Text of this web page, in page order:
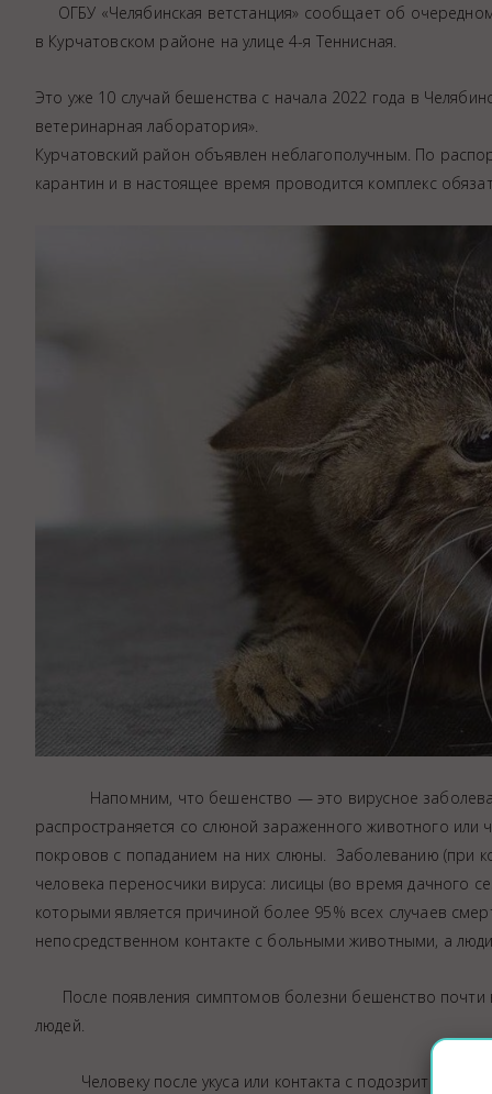
Аптека
Видеоэндоскопия
Иммунопрофилактика
Терапевтическое отделение
Физиотерапия
Хирургическое отделение
Чипирование - электронная
ОГБУ «Челябинская ветстанция» сообщает об
в Курчатовском районе на улице 4-я Теннисная.
Это уже 10 случай бешенства с начала 2022 года в
ветеринарная лаборатория».
Курчатовский район объявлен неблагополучным. По
карантин и в настоящее время проводится комплекс
Напомним, что бешенство — это вирусное
распространяется со слюной зараженного животного или
покровов с попаданием на них слюны. Заболеванию (при
человека переносчики вируса: лисицы (во время дачного
которыми является причиной более 95% всех случаев
непосредственном контакте с больными животными, а
После появления симптомов болезни бешенство почти
людей.
Человеку после укуса или контакта с